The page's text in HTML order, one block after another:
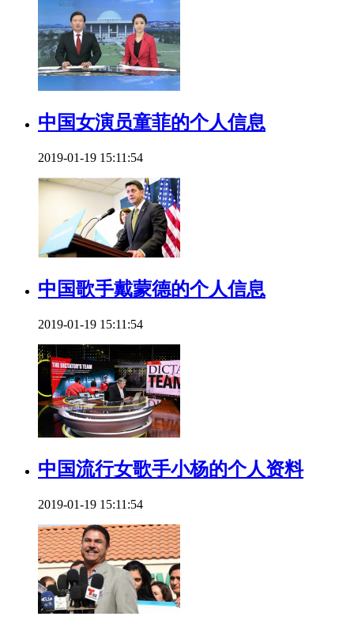
中国女演员童菲的个人信息
2019-01-19 15:11:54
中国歌手戴蒙德的个人信息
2019-01-19 15:11:54
中国流行女歌手小杨的个人资料
2019-01-19 15:11:54